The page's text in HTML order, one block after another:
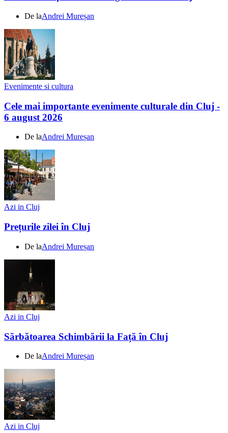
De laAndrei Mureșan
Evenimente si cultura
Cele mai importante evenimente culturale din Cluj -
6 august 2026
De laAndrei Mureșan
Azi in Cluj
Prețurile zilei în Cluj
De laAndrei Mureșan
Azi in Cluj
Sărbătoarea Schimbării la Față în Cluj
De laAndrei Mureșan
Azi in Cluj